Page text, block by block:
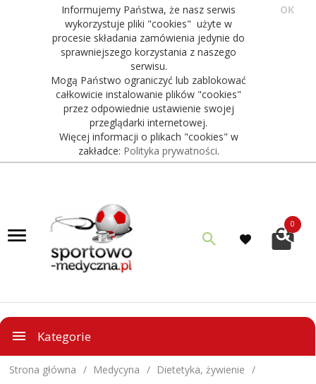
Informujemy Państwa, że nasz serwis
wykorzystuje pliki "cookies" użyte w
procesie składania zamówienia jedynie do
sprawniejszego korzystania z naszego
serwisu.
Mogą Państwo ograniczyć lub zablokować
całkowicie instalowanie plików "cookies"
przez odpowiednie ustawienie swojej
przeglądarki internetowej.
Więcej informacji o plikach "cookies" w
zakładce: Polityka prywatności.
OK
0
Kategorie
Strona główna Medycyna Dietetyka, żywienie